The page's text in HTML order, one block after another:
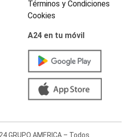
Términos y Condiciones
Cookies
A24 en tu móvil
GRUPO AMERICA – Todos